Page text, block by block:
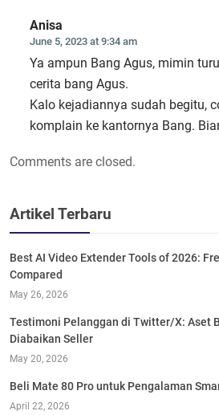
Anisa
June 5, 2023 at 9:34 am
Ya ampun Bang Agus, mimin
cerita bang Agus.
Kalo kejadiannya sudah begitu,
komplain ke kantornya Bang.
Comments are closed.
Artikel Terbaru
Best AI Video Extender Tools of 2026:
Compared
May 26, 2026
Testimoni Pelanggan di Twitter/X: Aset
Diabaikan Seller
May 20, 2026
Beli Mate 80 Pro untuk Pengalaman
April 22, 2026